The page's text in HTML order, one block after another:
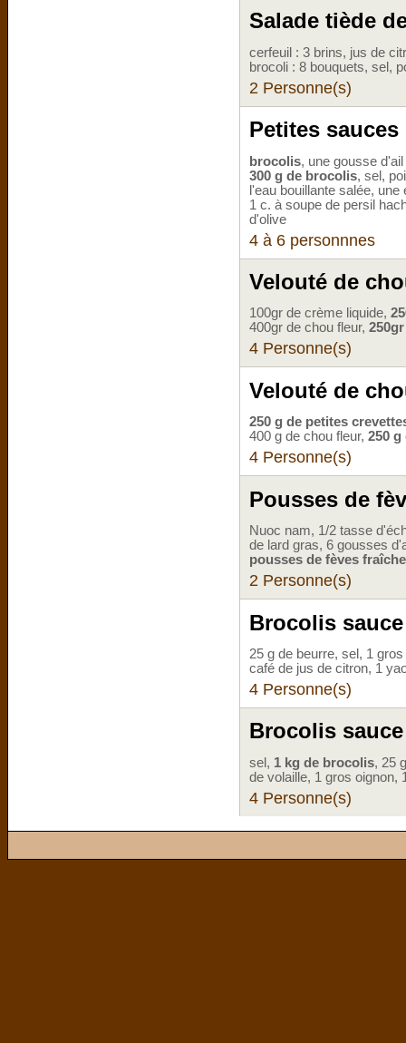
Salade tiède
cerfeuil : 3 brins, jus de
brocoli : 8 bouquets, sel,
2 Personne(s)
Petites
brocolis, une gousse
300 g de brocolis, sel,
l'eau bouillante salée,
1 c. à soupe de persil
d'olive
4 à 6 personnnes
Velouté de
100gr de crème liquide,
400gr de chou fleur,
4 Personne(s)
Velouté de
250 g de petites
400 g de chou fleur, 250
4 Personne(s)
Pousses de
Nuoc nam, 1/2 tasse
de lard gras, 6 gousses
pousses de fèves
2 Personne(s)
Brocolis
25 g de beurre, sel, 1
café de jus de citron, 1
4 Personne(s)
Brocolis
sel, 1 kg de brocolis, 25
de volaille, 1 gros oignon,
4 Personne(s)